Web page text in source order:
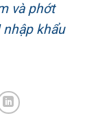
và phớt
khẩu